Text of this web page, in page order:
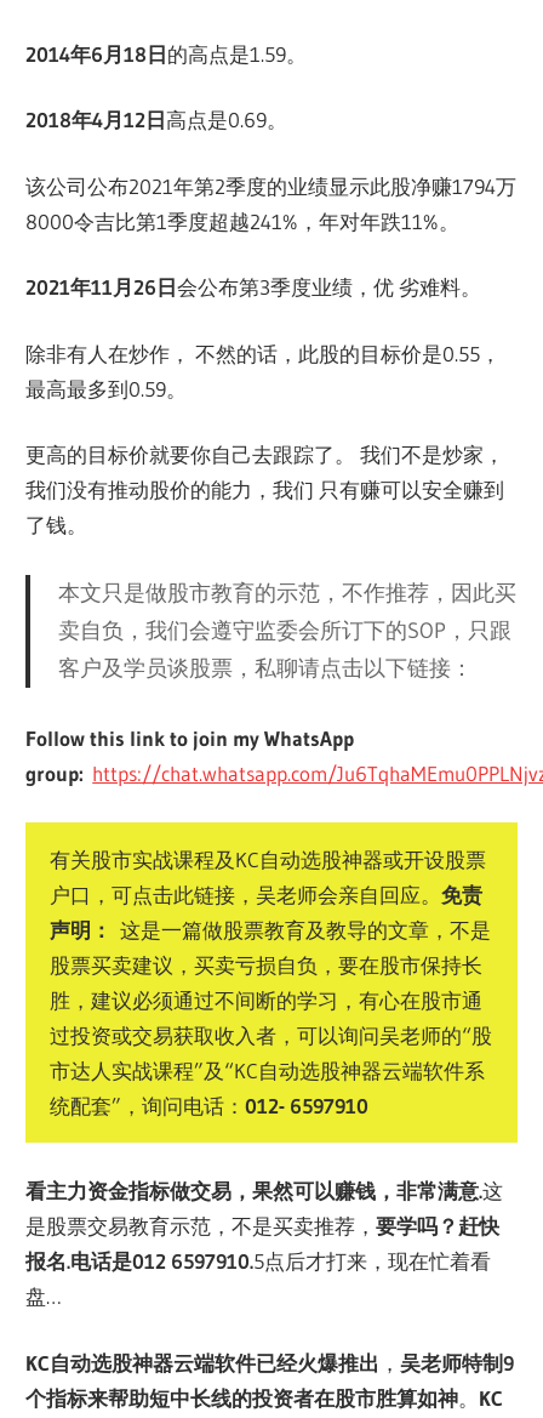
2014年6月18日的高点是1.59。
2018年4月12日高点是0.69。
该公司公布2021年第2季度的业绩显示此股净赚1794万
8000令吉比第1季度超越241%，年对年跌11%。
2021年11月26日会公布第3季度业绩，优 劣难料。
除非有人在炒作， 不然的话，此股的目标价是0.55，
最高最多到0.59。
更高的目标价就要你自己去跟踪了。 我们不是炒家，
我们没有推动股价的能力，我们 只有赚可以安全赚到
了钱。
本文只是做股市教育的示范，不作推荐，因此买
卖自负，我们会遵守监委会所订下的SOP，只跟
客户及学员谈股票，私聊请点击以下链接：
Follow this link to join my WhatsApp
group: https://chat.whatsapp.com/
有关股市实战课程及KC自动选股神器或开设股票
户口，可点击此链接，吴老师会亲自回应。免责
声明：
这是一篇做股票教育及教导的文章，不是
股票买卖建议，买卖亏损自负，要在股市保持长
胜，建议必须通过不间断的学习，有心在股市通
过投资或交易获取收入者，可以询问吴老师的“股
市达人实战课程”及“KC自动选股神器云端软件系
统配套”，询问电话：012- 6597910
看主力资金指标做交易，果然可以赚钱，非常满意.这
是股票交易教育示范，不是买卖推荐，要学吗？ 赶快
报名.电话是012 6597910.5点后才打来，现在忙着看
盘…
KC自动选股神器云端软件已经火爆推出 ，吴老师特制9
个指标来帮助短中长线的投资者在股市胜算如神。 KC